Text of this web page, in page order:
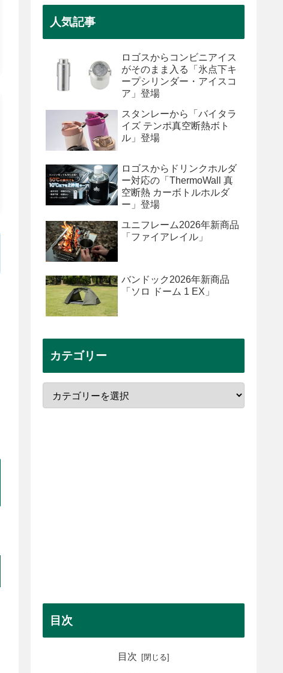
人気記事
ロゴスからコンビニアイス
がそのまま入る「氷点下キ
ープシリンダー・アイスコ
ア」登場
スタンレーから「バイタラ
イズ テンポ真空断熱ボト
ル」登場
ロゴスからドリンクホルダ
ー対応の「ThermoWall 真
空断熱 カーボトルホルダ
ー」登場
ユニフレーム2026年新商品
「ファイアレイル」
バンドック2026年新商品
「ソロ ドーム 1 EX」
カテゴリー
目次
目次